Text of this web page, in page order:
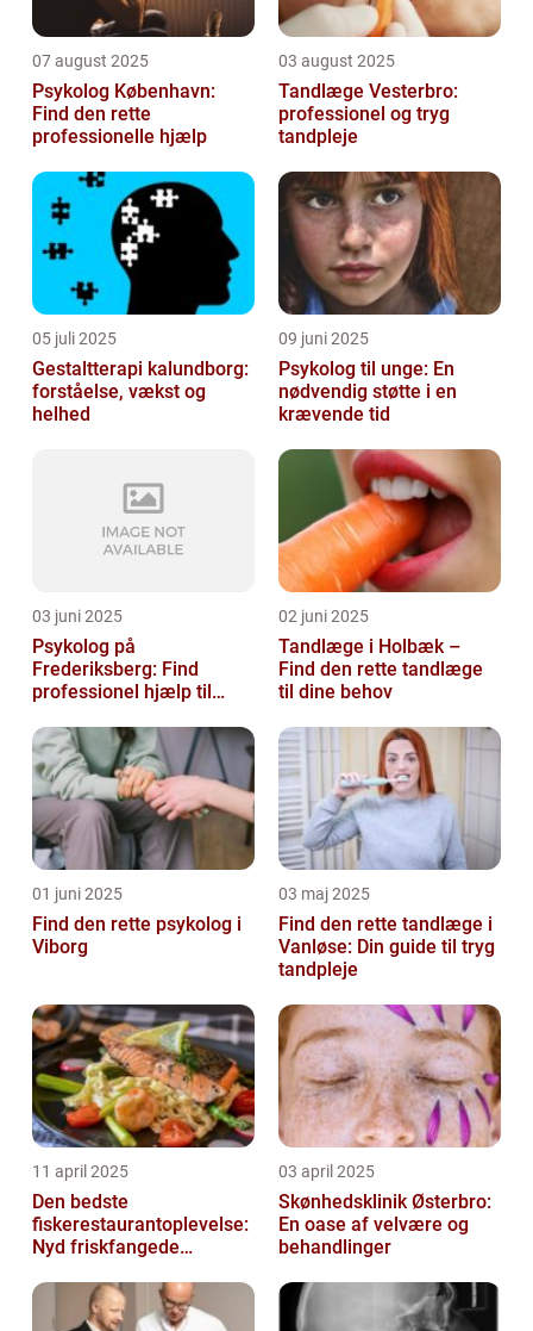
07 august 2025
Psykolog København:
Find den rette
professionelle hjælp
03 august 2025
Tandlæge Vesterbro:
professionel og tryg
tandpleje
05 juli 2025
Gestaltterapi kalundborg:
forståelse, vækst og
helhed
09 juni 2025
Psykolog til unge: En
nødvendig støtte i en
krævende tid
03 juni 2025
Psykolog på
Frederiksberg: Find
professionel hjælp til
02 juni 2025
Tandlæge i Holbæk –
Find den rette tandlæge
til dine behov
01 juni 2025
Find den rette psykolog i
Viborg
03 maj 2025
Find den rette tandlæge i
Vanløse: Din guide til tryg
tandpleje
11 april 2025
Den bedste
fiskerestaurantoplevelse:
Nyd friskfangede
03 april 2025
Skønhedsklinik Østerbro:
En oase af velvære og
behandlinger